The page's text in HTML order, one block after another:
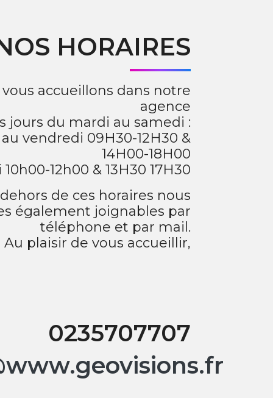
HORAIRES
accueillons dans notre
agence
jours du mardi au samedi :
vendredi 09H30-12H30 &
14H00-18H00
12h00 & 13H30 17H30
de ces horaires nous
également joignables par
téléphone et par mail.
Au plaisir de vous accueillir,
0235707707